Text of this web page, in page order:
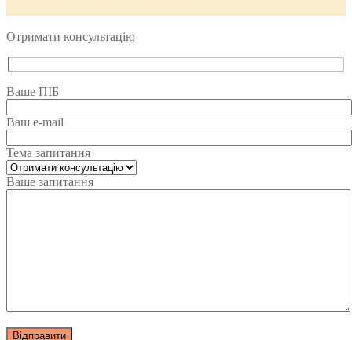
Отримати консультацію
Ваше ПІБ
Ваш e-mail
Тема запитання
Ваше запитання